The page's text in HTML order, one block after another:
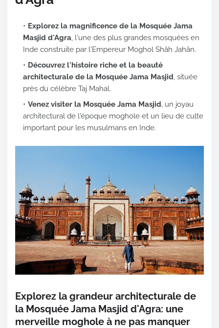
Explorez la magnificence de la Mosquée Jama
Masjid d'Agra, l'une des plus grandes mosquées en
Inde construite par l'Empereur Moghol Shâh Jahân.
Découvrez l'histoire riche et la beauté
architecturale de la Mosquée Jama Masjid, située
près du célèbre Taj Mahal.
Venez visiter la Mosquée Jama Masjid, un joyau
architectural de l'époque moghole et un lieu de culte
important pour les musulmans en Inde.
Explorez la grandeur architecturale de
la Mosquée Jama Masjid d'Agra: une
merveille moghole à ne pas manquer